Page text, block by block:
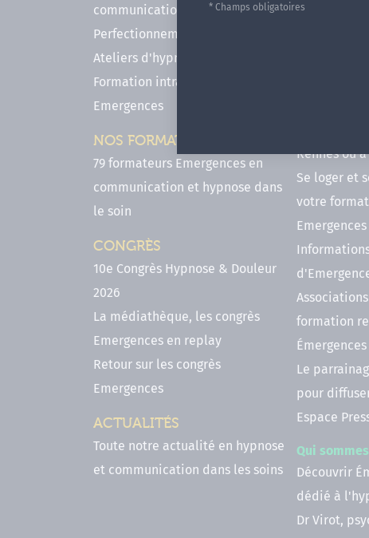
* Champs obligatoires
communication
Perfectionnements en Hypnose
Ateliers d'hypnose en ligne
Formation intra-établissement
Emergences
NOS FORMATEURS
79 formateurs Emergences en
communication et hypnose dans
le soin
CONGRÈS
10e Congrès Hypnose & Douleur
2026
La médiathèque, les congrès
Emergences en replay
Retour sur les congrès
Emergences
ACTUALITÉS
Toute notre actualité en hypnose
et communication dans les soins
en hypnose
Rennes ou
Se loger et
votre
Emergences
formation
Émergences
Le
pour
Espace
Qui
Découvrir
dédié à
Dr Virot,